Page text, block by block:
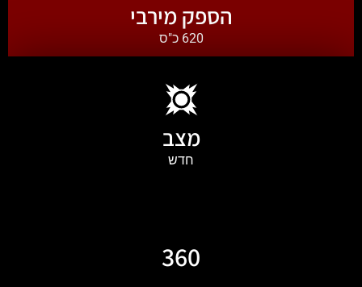
הספק מירבי
620 כ"ס
מצב
חדש
360